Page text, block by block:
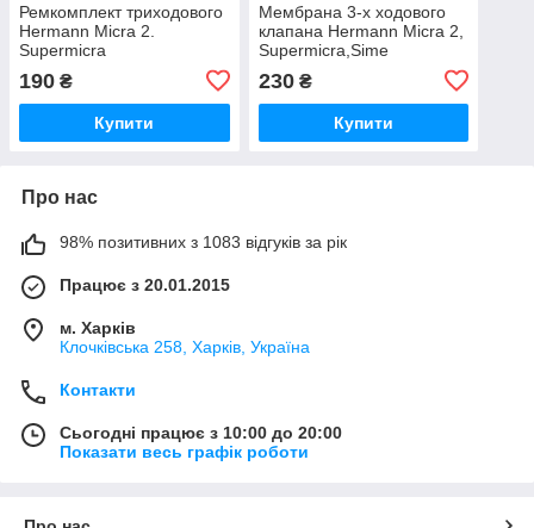
Ремкомплект триходового
Hermann Micra 2.
Supermicra
190 ₴
Купити
Мембрана 3-х ходового
клапана Hermann Micra 2,
Supermicra,Sime
230₴
Купити
Про нас
98% позитивних з 1083 відгуків за рік
Працює з 20.01.2015
м. Харків
Клочкiвська 258, Харків, Україна
Контакти
Сьогодні працює з 10:00 до 20:00
Показати весь графік роботи